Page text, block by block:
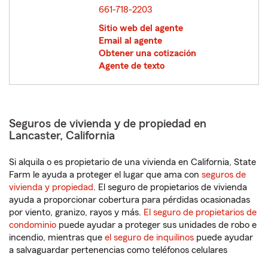
661-718-2203
Sitio web del agente
Email al agente
Obtener una cotización
Agente de texto
Seguros de vivienda y de propiedad en
Lancaster, California
Si alquila o es propietario de una vivienda en California, State
Farm le ayuda a proteger el lugar que ama con seguros de
vivienda y propiedad. El seguro de propietarios de vivienda
ayuda a proporcionar cobertura para pérdidas ocasionadas
por viento, granizo, rayos y más. El seguro de propietarios de
condominio puede ayudar a proteger sus unidades de robo e
incendio, mientras que el seguro de inquilinos puede ayudar
a salvaguardar pertenencias como teléfonos celulares